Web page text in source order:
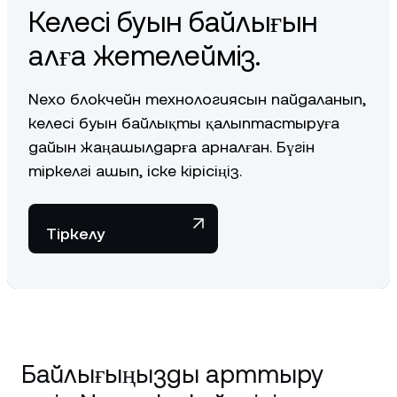
Келесі буын байлығын
алға жетелейміз.
Nexo блокчейн технологиясын пайдаланып,
келесі буын байлықты қалыптастыруға
дайын жаңашылдарға арналған. Бүгін
тіркелгі ашып, іске кірісіңіз.
Тіркелу
Байлығыңызды арттыру